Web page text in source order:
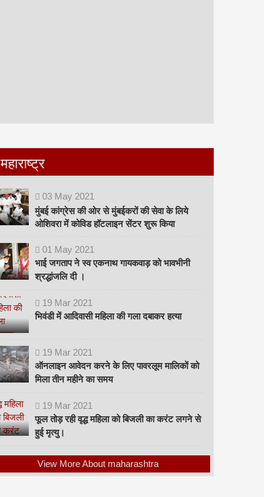
महाराष्ट्र
03 May 2021
मुंबई कांग्रेस की ओर से मुंबईकरों की सेवा के लिये
ओशिवरा में कोविड हॉटलाइन सेंटर शुरू किया
01 May 2021
भाई जगताप ने स्व एकनाथ गायकवाड़ को भावभीनी
श्रद्धांजलि दी ।
19 Mar 2021
भिवंडी में आदिवासी महिला की गला दबाकर हत्या
19 Mar 2021
ऑनलाइन आवेदन करने के लिए पावरलूम मालिकों को
मिला तीन महीने का समय
19 Mar 2021
फूल तोड़ रही वृद्ध महिला को बिजली का करंट लगने से
हुई मृत्यु।
View More About maharashtra